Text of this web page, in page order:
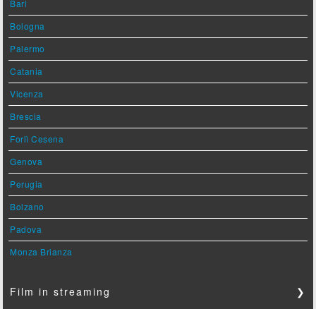
Bari
Bologna
Palermo
Catania
Vicenza
Brescia
Forlì Cesena
Genova
Perugia
Bolzano
Padova
Monza Brianza
Film in streaming ❯